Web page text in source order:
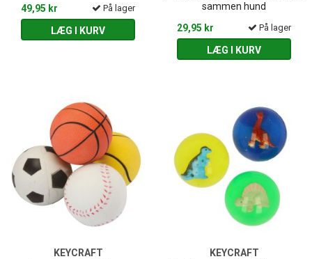
49,95 kr
På lager
LÆG I KURV
sammen hund
29,95 kr
På lager
LÆG I KURV
KEYCRAFT
KEYCRAFT